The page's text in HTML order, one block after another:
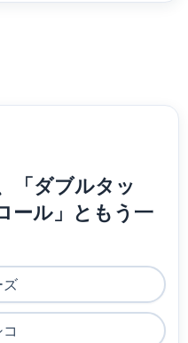
「ダブルタッ
ール」ともう一
ズ